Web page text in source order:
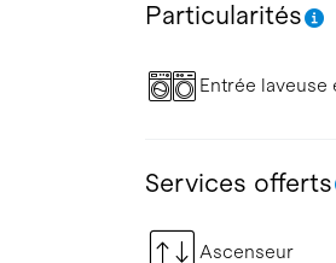
Particularités
Entrée laveuse
Services offerts
Ascenseur